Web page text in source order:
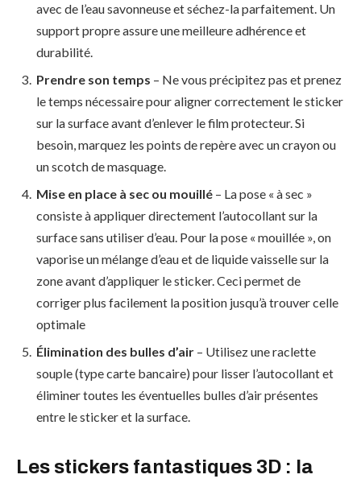
avec de l’eau savonneuse et séchez-la parfaitement. Un
support propre assure une meilleure adhérence et
durabilité.
Prendre son temps – Ne vous précipitez pas et prenez
le temps nécessaire pour aligner correctement le sticker
sur la surface avant d’enlever le film protecteur. Si
besoin, marquez les points de repère avec un crayon ou
un scotch de masquage.
Mise en place à sec ou mouillé – La pose « à sec »
consiste à appliquer directement l’autocollant sur la
surface sans utiliser d’eau. Pour la pose « mouillée », on
vaporise un mélange d’eau et de liquide vaisselle sur la
zone avant d’appliquer le sticker. Ceci permet de
corriger plus facilement la position jusqu’à trouver celle
optimale
Élimination des bulles d’air – Utilisez une raclette
souple (type carte bancaire) pour lisser l’autocollant et
éliminer toutes les éventuelles bulles d’air présentes
entre le sticker et la surface.
Les stickers fantastiques 3D : la